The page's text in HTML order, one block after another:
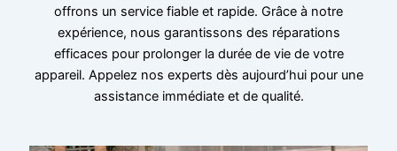
offrons un service fiable et rapide. Grâce à notre
expérience, nous garantissons des réparations
efficaces pour prolonger la durée de vie de votre
appareil. Appelez nos experts dès aujourd’hui pour une
assistance immédiate et de qualité.